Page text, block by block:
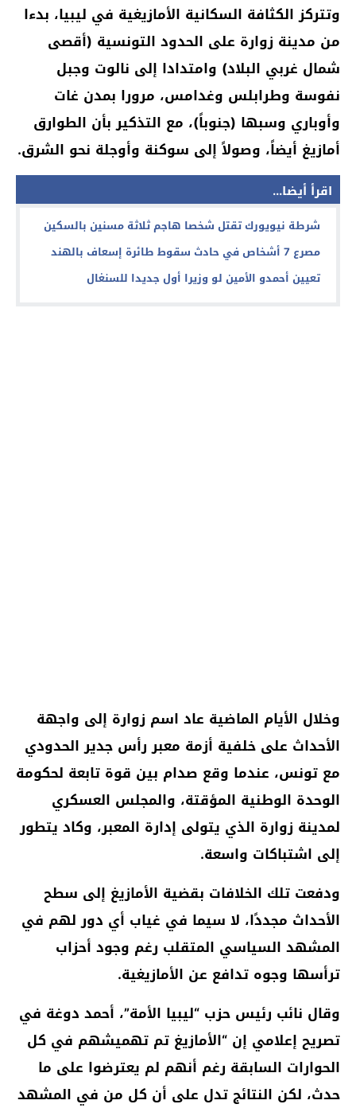
وتتركز الكثافة السكانية الأمازيغية في ليبيا، بدءا
من مدينة زوارة على الحدود التونسية (أقصى
شمال غربي البلاد) وامتدادا إلى نالوت وجبل
نفوسة وطرابلس وغدامس، مرورا بمدن غات
وأوباري وسبها (جنوباً)، مع التذكير بأن الطوارق
أمازيغ أيضاً، وصولاً إلى سوكنة وأوجلة نحو الشرق.
اقرأ أيضا...
شرطة نيويورك تقتل شخصا هاجم ثلاثة مسنين بالسكين
مصرع 7 أشخاص في حادث سقوط طائرة إسعاف بالهند
تعيين أحمدو الأمين لو وزيرا أول جديدا للسنغال
وخلال الأيام الماضية عاد اسم زوارة إلى واجهة
الأحداث على خلفية أزمة معبر رأس جدير الحدودي
مع تونس، عندما وقع صدام بين قوة تابعة لحكومة
الوحدة الوطنية المؤقتة، والمجلس العسكري
لمدينة زوارة الذي يتولى إدارة المعبر، وكاد يتطور
إلى اشتباكات واسعة.
ودفعت تلك الخلافات بقضية الأمازيغ إلى سطح
الأحداث مجددًا، لا سيما في غياب أي دور لهم في
المشهد السياسي المتقلب رغم وجود أحزاب
ترأسها وجوه تدافع عن الأمازيغية.
وقال نائب رئيس حزب “ليبيا الأمة”، أحمد دوغة في
تصريح إعلامي إن “الأمازيغ تم تهميشهم في كل
الحوارات السابقة رغم أنهم لم يعترضوا على ما
حدث، لكن النتائج تدل على أن كل من في المشهد